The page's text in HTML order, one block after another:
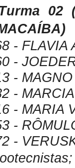
02
)
- FLAVIA
-
-
-
- MARIA
-
-